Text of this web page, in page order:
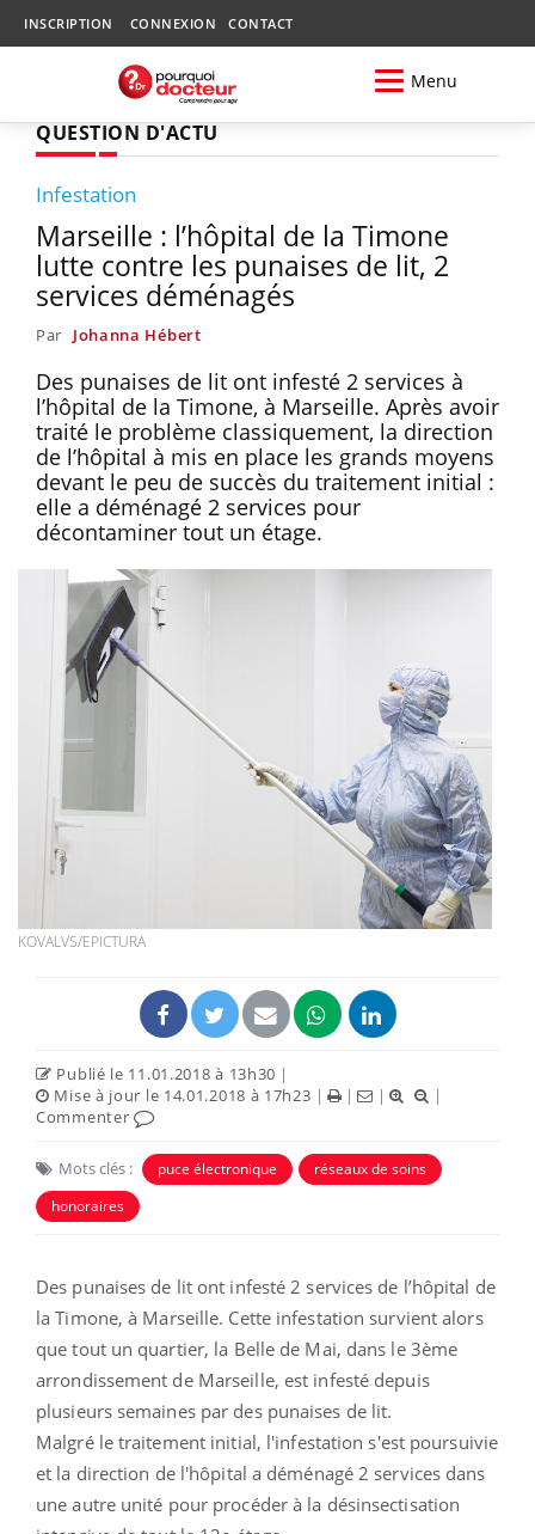
INSCRIPTION CONNEXION CONTACT
Menu
QUESTION D'ACTU
Infestation
Marseille : l’hôpital de la Timone
lutte contre les punaises de lit, 2
services déménagés
Par Johanna Hébert
Des punaises de lit ont infesté 2 services à
l’hôpital de la Timone, à Marseille. Après avoir
traité le problème classiquement, la direction
de l’hôpital à mis en place les grands moyens
devant le peu de succès du traitement initial :
elle a déménagé 2 services pour
décontaminer tout un étage.
KOVALVS/EPICTURA
Publié le 11.01.2018 à 13h30 |
Mise à jour le 14.01.2018 à 17h23 | | |
|
Commenter
Mots clés : puce électronique
réseaux de soins
honoraires
Des punaises de lit ont infesté 2 services de l’hôpital de
la Timone, à Marseille. Cette infestation survient alors
que tout un quartier, la Belle de Mai, dans le 3ème
arrondissement de Marseille, est infesté depuis
plusieurs semaines par des punaises de lit.
Malgré le traitement initial, l'infestation s'est poursuivie
et la direction de l'hôpital a déménagé 2 services dans
une autre unité pour procéder à la désinsectisation